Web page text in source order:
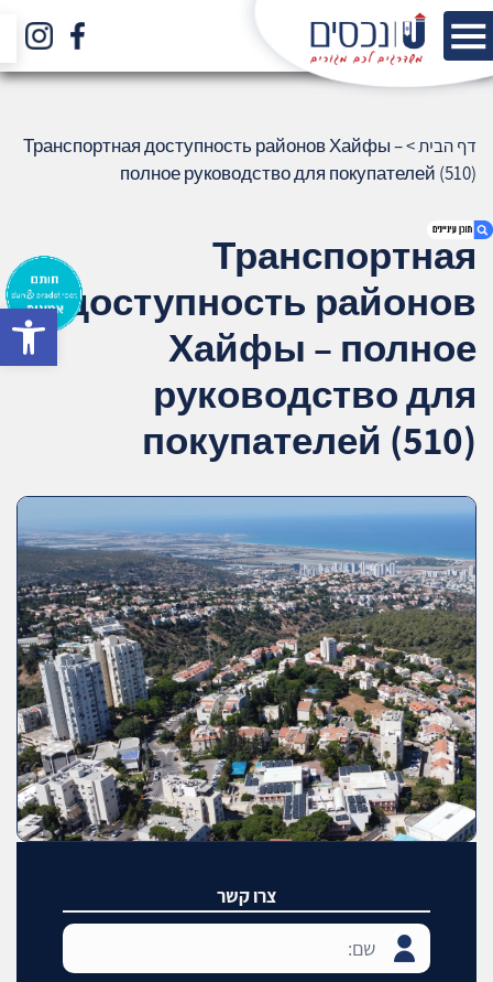
1. Транспортная доступность районов
Хайфы – полное руководство для
2. אודות U נכסים
3. שאלתם ? ענינו !
דף הבית>
Транспортная доступность районов Хайфы –
полное руководство для покупателей (510)
Транспортная
доступность районов
Хайфы – полное
руководство для
покупателей (510)
צרו קשר